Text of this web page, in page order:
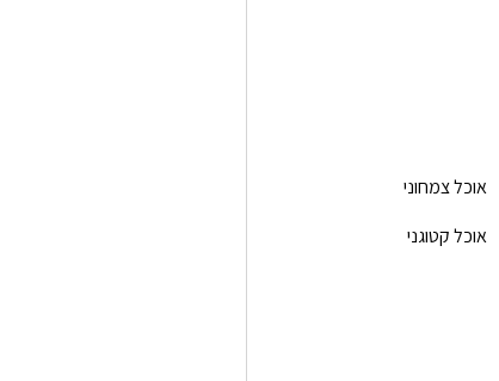
אוכל צמחוני
אוכל קטוגני